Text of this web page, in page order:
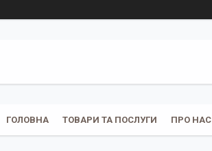
ГОЛОВНА ТОВАРИ ТА ПОСЛУГИ ПРО НАС